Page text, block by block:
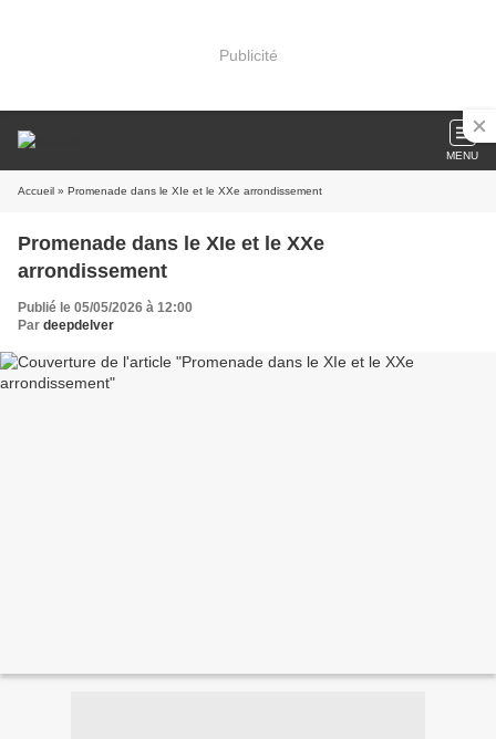
Publicité
MENU
Accueil » Promenade dans le XIe et le XXe arrondissement
Promenade dans le XIe et le XXe
arrondissement
Publié le 05/05/2026 à 12:00
Par deepdelver